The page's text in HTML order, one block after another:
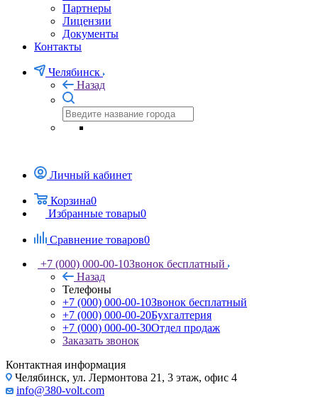
Партнеры
Лицензии
Документы
Контакты
Челябинск
Назад
Личный кабинет
Корзина0
Избранные товары0
Сравнение товаров0
+7 (000) 000-00-10Звонок бесплатный
Назад
Телефоны
+7 (000) 000-00-10Звонок бесплатный
+7 (000) 000-00-20Бухгалтерия
+7 (000) 000-00-30Отдел продаж
Заказать звонок
Контактная информация
Челябинск, ул. Лермонтова 21, 3 этаж, офис 4
info@380-volt.com